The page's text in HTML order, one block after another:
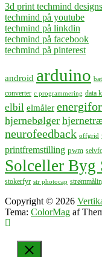
3d print techmind designs
techmind på youtube
techmind på linkdin
techmind på facebook
techmind på pinterest
android arduino
converter c programmering data
elbil elmåler
hjernebølger
neurofeedback offgrid
printfremstilling pwm
Solceller Byg
stokerfyr str photocap
Copyright © 2026
Tema: ColorMag af